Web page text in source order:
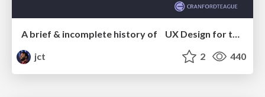
A brief & incomplete history of UX Design for the World Wide Web: 1989–2019
jct
2 440